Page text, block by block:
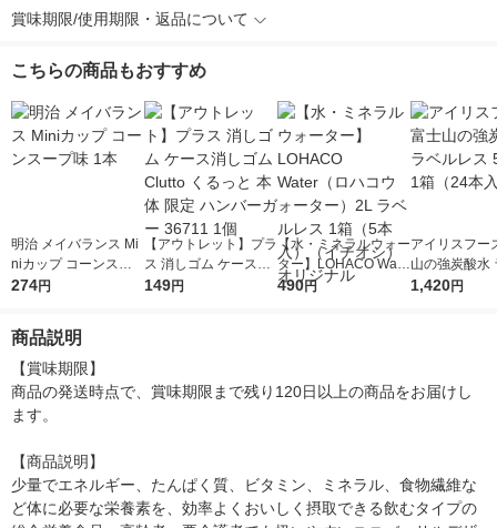
賞味期限/使用期限・返品について
こちらの商品もおすすめ
明治 メイバランス Mi
niカップ コーンスー
プ味 1本
274円
【アウトレット】プラ
ス 消しゴム ケース消
しゴム Clutto くるっ
149円
【水・ミネラルウォー
ター】LOHACO Wate
r（ロハコウォータ
490円
アイリスフー
山の強炭酸水
レス 500ml 1
1,420円
商品説明
【賞味期限】
商品の発送時点で、賞味期限まで残り120日以上の商品をお届けし
ます。
【商品説明】
少量でエネルギー、たんぱく質、ビタミン、ミネラル、食物繊維な
ど体に必要な栄養素を、効率よくおいしく摂取できる飲むタイプの